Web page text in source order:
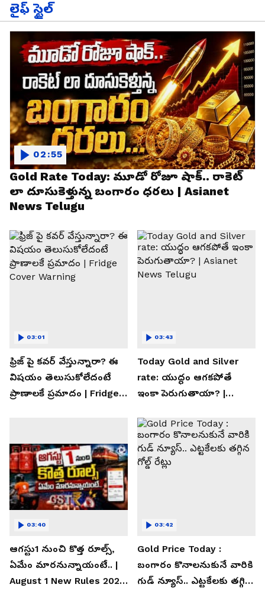
లైఫ్ స్టైల్
Gold Rate Today: మూడో రోజూ షాక్.. రాకెట్
లా దూసుకెళ్తున్న బంగారం ధరలు | Asianet
News Telugu
02:55
ఫ్రిజ్ పై కవర్ వేస్తున్నారా? ఈ
విషయం తెలుసుకోలేదంటే
ప్రాణాలకే ప్రమాదం | Fridge
03:01
Today Gold and Silver
rate: యుద్ధం ఆగకపోతే
ఇంకా పెరుగుతాయా? |
03:43
ఆగస్టు1 నుంచి కొత్త రూల్స్,
ఏమేం మారనున్నాయంటే.. |
August 1 New Rules 2026
03:40
Gold Price Today :
బంగారం కొనాలనుకునే వారికి
గుడ్ న్యూస్.. ఎట్టకేలకు తగ్గిన
03:42